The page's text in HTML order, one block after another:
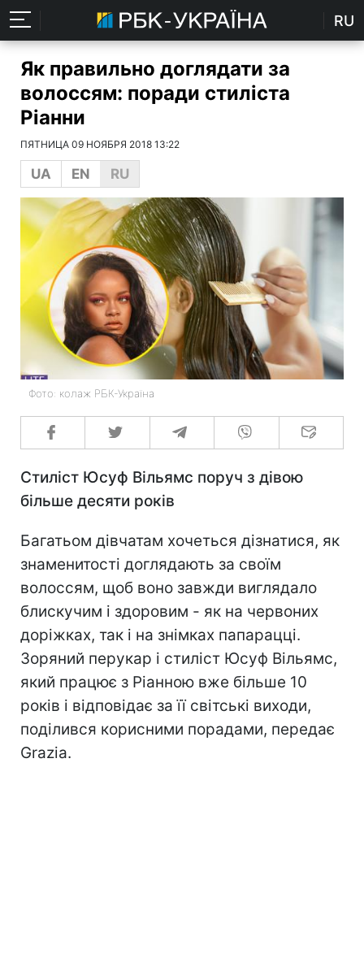
RU
Як правильно доглядати за
волоссям: поради стиліста
Ріанни
ПЯТНИЦА 09 НОЯБРЯ 2018 13:22
UA EN RU
Фото: колаж РБК-Україна
Стиліст Юсуф Вільямс поруч з дівою
більше десяти років
Багатьом дівчатам хочеться дізнатися, як
знаменитості доглядають за своїм
волоссям, щоб воно завжди виглядало
блискучим і здоровим - як на червоних
доріжках, так і на знімках папарацці.
Зоряний перукар і стиліст Юсуф Вільямс,
який працює з Ріанною вже більше 10
років і відповідає за її світські виходи,
поділився корисними порадами, передає
Grazia.